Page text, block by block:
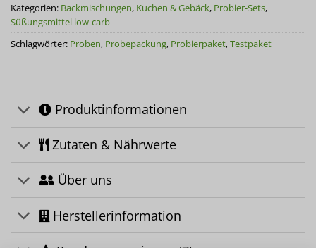
Kategorien: Backmischungen, Kuchen & Gebäck, Probier-Sets,
Süßungsmittel low-carb
Schlagwörter: Proben, Probepackung, Probierpaket,Testpaket
Produktinformationen
Zutaten & Nährwerte
Über uns
Herstellerinformation